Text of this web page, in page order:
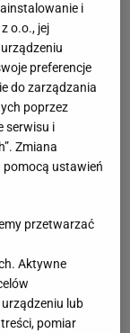
i
o.o., jej
preferencje
do zarządzania
poprzez
serwisu i
Zmiana
pomocą ustawień
przetwarzać
Aktywne
lub
pomiar